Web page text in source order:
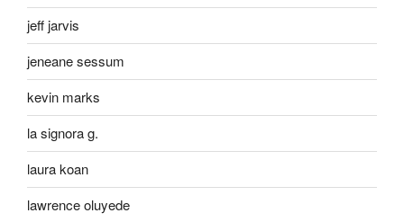
jeff jarvis
jeneane sessum
kevin marks
la signora g.
laura koan
lawrence oluyede